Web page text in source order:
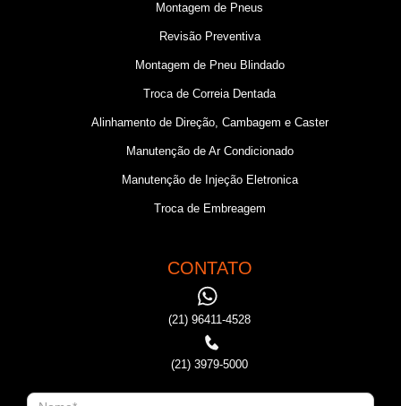
Montagem de Pneus
Revisão Preventiva
Montagem de Pneu Blindado
Troca de Correia Dentada
Alinhamento de Direção, Cambagem e Caster
Manutenção de Ar Condicionado
Manutenção de Injeção Eletronica
Troca de Embreagem
CONTATO
(21) 96411-4528
(21) 3979-5000